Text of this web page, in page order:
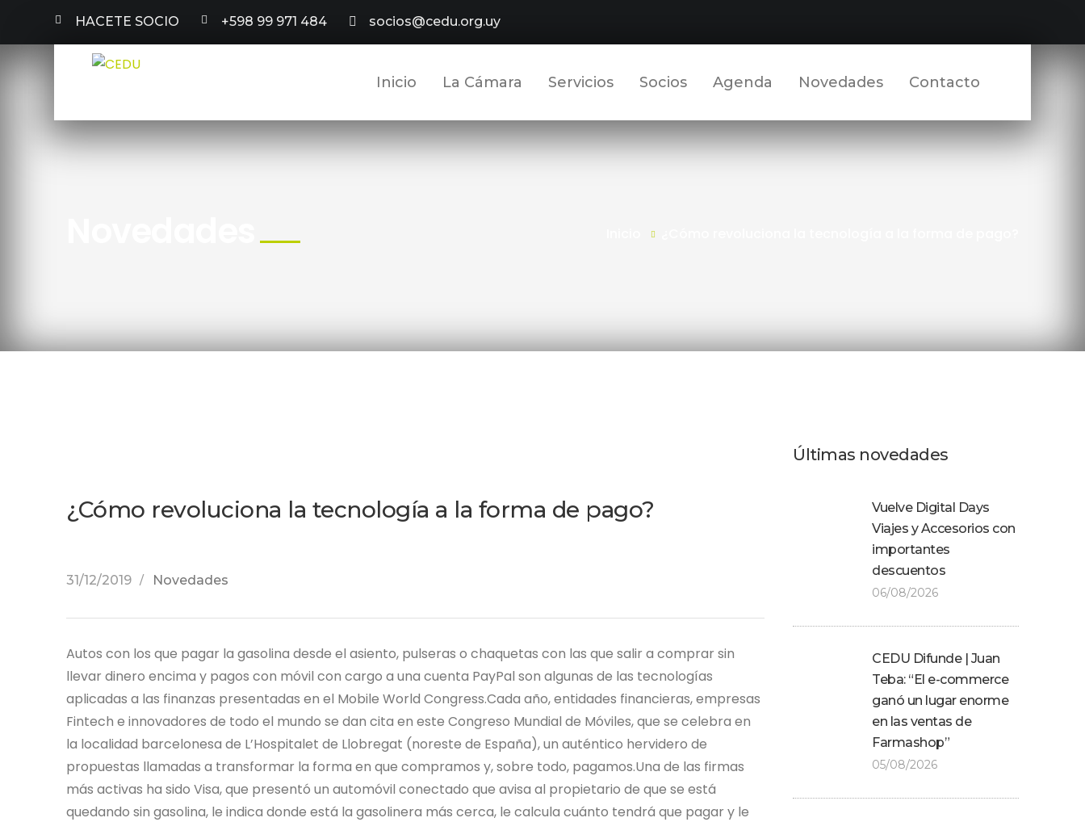
HACETE SOCIO +598 99 971 484 socios@cedu.org.uy
PerfilPerfilPerfilPerfilPerfil
Inicio La Cámara Servicios Socios Agenda Novedades Contacto
¿Cómo revoluciona la tecnología a la forma de pago?
31/12/2019 Novedades
Autos con los que pagar la gasolina desde el asiento, pulseras o chaquetas con las que salir a comprar sin
llevar dinero encima y pagos con móvil con cargo a una cuenta PayPal son algunas de las tecnologías
aplicadas a las finanzas presentadas en el Mobile World Congress.Cada año, entidades financieras, empresas
Fintech e innovadores de todo el mundo se dan cita en este Congreso Mundial de Móviles, que se celebra en
la localidad barcelonesa de L’Hospitalet de Llobregat (noreste de España), un auténtico hervidero de
propuestas llamadas a transformar la forma en que compramos y, sobre todo, pagamos.Una de las firmas
más activas ha sido Visa, que presentó un automóvil conectado que avisa al propietario de que se está
quedando sin gasolina, le indica donde está la gasolinera más cerca, le calcula cuánto tendrá que pagar y le
Últimas novedades
Vuelve Digital Days
Viajes y Accesorios con
importantes
descuentos
06/08/2026
CEDU Difunde | Juan
Teba: “El e-commerce
ganó un lugar enorme
en las ventas de
Farmashop”
05/08/2026